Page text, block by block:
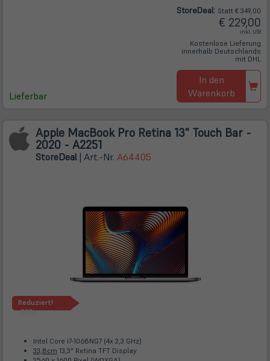
Lieferbar
StoreDeal: Statt € 349,00
€ 229,00
inkl. USt
Kostenlose Lieferung
innerhalb Deutschlands
mit DHL
In den
Warenkorb
Apple MacBook Pro Retina 13" Touch Bar -
2020 - A2251
StoreDeal| Art.-Nr. A64405
Reduziert!
-30%
Intel Core i7-1068NG7 (4x 2,3 GHz)
33,8cm 13,3" Retina TFT Display